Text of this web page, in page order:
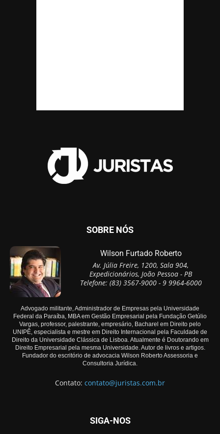
SOBRE NÓS
Wilson Furtado Roberto
Av. Júlia Freire, 1200, Sala 904,
Expedicionários, João Pessoa - PB
Telefone: (83) 3567-9000 - 9 9964-6000
Advogado militante, Administrador de Empresas pela Universidade
Federal da Paraíba, MBA em Gestão Empresarial pela Fundação Getúlio
Vargas, professor, palestrante, empresário, Bacharel em Direito pelo
UNIPÊ, especialista e mestre em Direito Internacional pela Faculdade de
Direito da Universidade Clássica de Lisboa. Atualmente é Doutorando em
Direito Empresarial pela mesma Universidade. Autor de livros e artigos.
Fundador do escritório de advocacia Wilson Roberto Assessoria e
Consultoria Jurídica.
Contato: contato@juristas.com.br
SIGA-NOS